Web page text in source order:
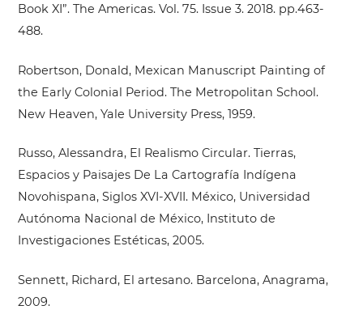
Book XI”. The Americas. Vol. 75. Issue 3. 2018. pp.463-
488.
Robertson, Donald, Mexican Manuscript Painting of
the Early Colonial Period. The Metropolitan School.
New Heaven, Yale University Press, 1959.
Russo, Alessandra, El Realismo Circular. Tierras,
Espacios y Paisajes De La Cartografía Indígena
Novohispana, Siglos XVI-XVII. México, Universidad
Autónoma Nacional de México, Instituto de
Investigaciones Estéticas, 2005.
Sennett, Richard, El artesano. Barcelona, Anagrama,
2009.